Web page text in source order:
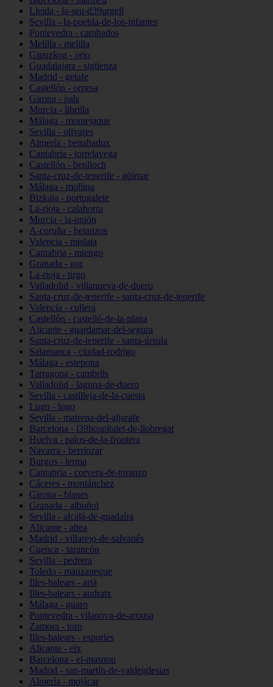
Lleida - la-seu-d39urgell
Sevilla - la-puebla-de-los-infantes
Pontevedra - cambados
Melilla - melilla
Gipuzkoa - orio
Guadalajara - sigüenza
Madrid - getafe
Castellón - orpesa
Girona - pals
Murcia - librilla
Málaga - montejaque
Sevilla - olivares
Almería - benahadux
Cantabria - torrelavega
Castellón - benlloch
Santa-cruz-de-tenerife - güímar
Málaga - mollina
Bizkaia - portugalete
La-rioja - calahorra
Murcia - la-unión
A-coruña - betanzos
Valencia - mislata
Cantabria - miengo
Granada - gor
La-rioja - tirgo
Valladolid - villanueva-de-duero
Santa-cruz-de-tenerife - santa-cruz-de-tenerife
Valencia - cullera
Castellón - castelló-de-la-plana
Alicante - guardamar-del-segura
Santa-cruz-de-tenerife - santa-úrsula
Salamanca - ciudad-rodrigo
Málaga - estepona
Tarragona - cambrils
Valladolid - laguna-de-duero
Sevilla - castilleja-de-la-cuesta
Lugo - lugo
Sevilla - mairena-del-aljarafe
Barcelona - l39hospitalet-de-llobregat
Huelva - palos-de-la-frontera
Navarra - berriozar
Burgos - lerma
Cantabria - corvera-de-toranzo
Cáceres - montánchez
Girona - blanes
Granada - albuñol
Sevilla - alcalá-de-guadaíra
Alicante - altea
Madrid - villarejo-de-salvanés
Cuenca - tarancón
Sevilla - pedrera
Toledo - manzaneque
Illes-balears - artà
Illes-balears - andratx
Málaga - guaro
Pontevedra - vilanova-de-arousa
Zamora - toro
Illes-balears - esporles
Alicante - elx
Barcelona - el-masnou
Madrid - san-martín-de-valdeiglesias
Almería - mojácar